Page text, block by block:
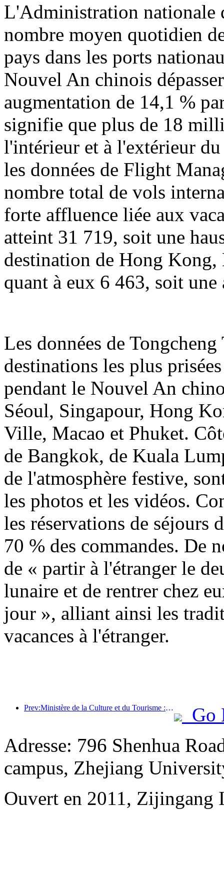
L'Administration nationale
nombre moyen quotidien
pays dans les ports
Nouvel An chinois
augmentation de 14,1 %
signifie que plus de 18
l'intérieur et à l'extérieur
les données de Flight
nombre total de vols
forte affluence liée aux
atteint 31 719, soit une
destination de Hong
quant à eux 6 463, soit
Les données de
destinations les plus
pendant le Nouvel An
Séoul, Singapour, Hong
Ville, Macao et Phuket.
de Bangkok, de Kuala
de l'atmosphère festive,
les photos et les vidéos.
les réservations de séjours
70 % des commandes. De
de « partir à l'étranger le
lunaire et de rentrer chez
jour », alliant ainsi les
vacances à l'étranger.
Prev:Ministère de la Culture et du Tourisme : Lancement de 22 activités thématiques réparties dans 7 grandes régions
Go
Adresse: 796 Shenhua
campus, Zhejiang
Ouvert en 2011, Zijingang